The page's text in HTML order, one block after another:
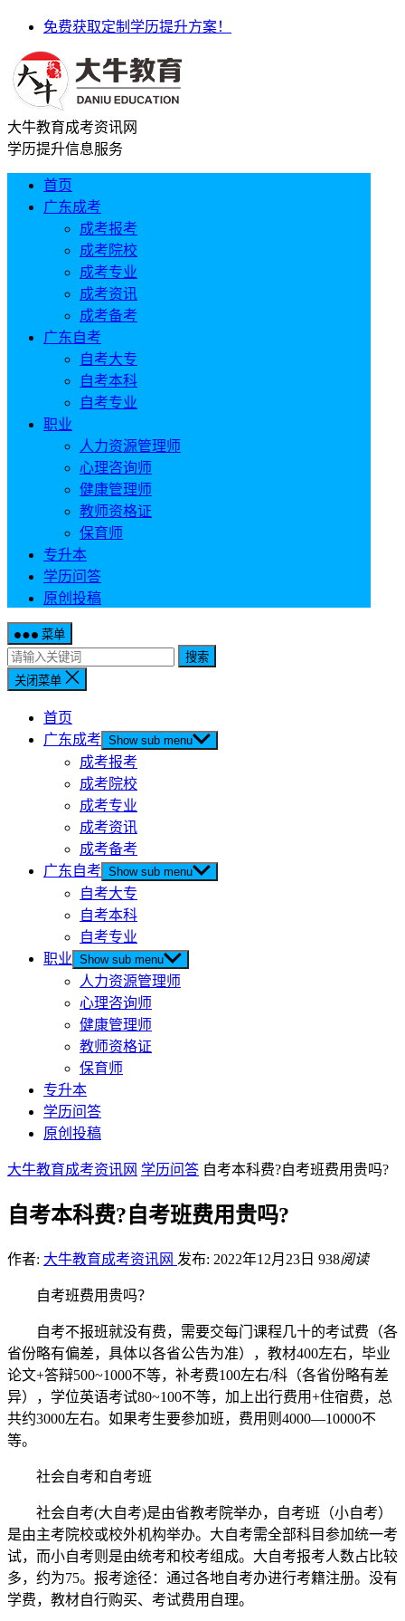
免费获取定制学历提升方案！
大牛教育成考资讯网
学历提升信息服务
首页
广东成考
成考报考
成考院校
成考专业
成考资讯
成考备考
广东自考
自考大专
自考本科
自考专业
职业
人力资源管理师
心理咨询师
健康管理师
教师资格证
保育师
专升本
学历问答
原创投稿
菜单
搜索
关闭菜单
首页
广东成考 Show sub menu
成考报考
成考院校
成考专业
成考资讯
成考备考
广东自考 Show sub menu
自考大专
自考本科
自考专业
职业 Show sub menu
人力资源管理师
心理咨询师
健康管理师
教师资格证
保育师
专升本
学历问答
原创投稿
大牛教育成考资讯网 学历问答 自考本科费?自考班费用贵吗?
自考本科费?自考班费用贵吗?
作者: 大牛教育成考资讯网 发布: 2022年12月23日 938阅读
自考班费用贵吗？
自考不报班就没有费，需要交每门课程几十的考试费（各
省份略有偏差，具体以各省公告为准），教材400左右，毕业
论文+答辩500~1000不等，补考费100左右/科（各省份略有差
异），学位英语考试80~100不等，加上出行费用+住宿费，总
共约3000左右。如果考生要参加班，费用则4000—10000不
等。
社会自考和自考班
社会自考(大自考)是由省教考院举办，自考班（小自考）
是由主考院校或校外机构举办。大自考需全部科目参加统一考
试，而小自考则是由统考和校考组成。大自考报考人数占比较
多，约为75。报考途径：通过各地自考办进行考籍注册。没有
学费，教材自行购买、考试费用自理。